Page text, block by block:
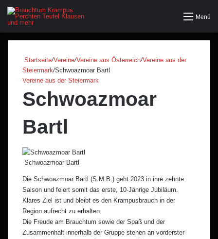
Menü
Startseite/Vereine/Vereine aus Österreich/Vereine aus der
Steiermark/Schwoazmoar Bartl
Vereine aus der Steiermark
Schwoazmoar
Bartl
Schwoazmoar Bartl
Die Schwoazmoar Bartl (S.M.B.) geht 2023 in ihre zehnte
Saison und feiert somit das erste, 10-Jährige Jubiläum.
Klares Ziel ist und bleibt es den Krampusbrauch in der
Region aufrecht zu erhalten.
Die Freude am Brauchtum sowie der Spaß und der
Zusammenhalt innerhalb der Gruppe stehen an vorderster